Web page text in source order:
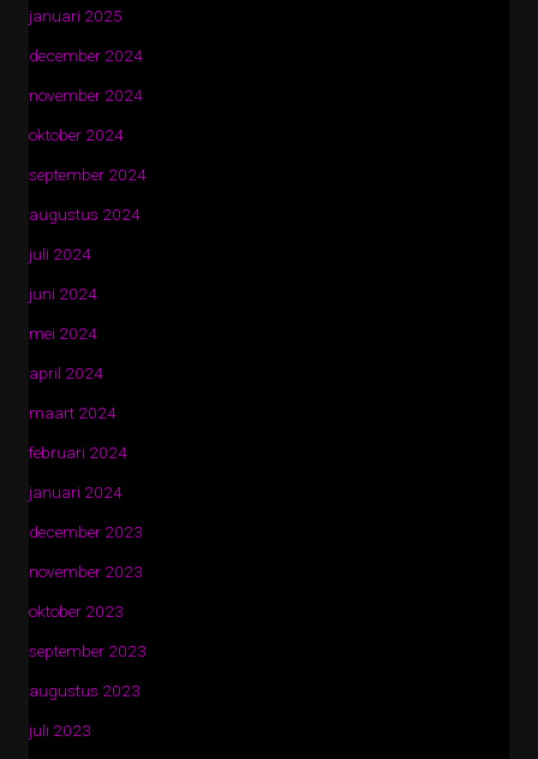
januari 2025
december 2024
november 2024
oktober 2024
september 2024
augustus 2024
juli 2024
juni 2024
mei 2024
april 2024
maart 2024
februari 2024
januari 2024
december 2023
november 2023
oktober 2023
september 2023
augustus 2023
juli 2023